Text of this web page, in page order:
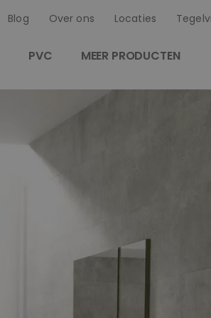
Blog Over ons Locaties
PVC MEER PRODUCTEN